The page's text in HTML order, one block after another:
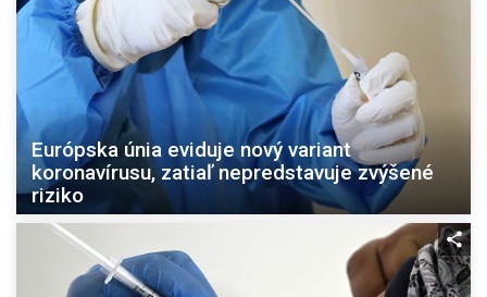
Európska únia eviduje nový variant
koronavírusu, zatiaľ nepredstavuje zvýšené
riziko